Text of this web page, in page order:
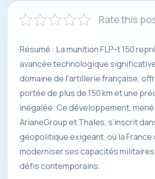
Rate this
Résumé : La munition FLP-t 150
avancée technologique
domaine de l’artillerie française,
portée de plus de 150 km et une
inégalée. Ce développement,
ArianeGroup et Thales, s’inscrit
géopolitique exigeant, où la France
moderniser ses capacités
défis contemporains.